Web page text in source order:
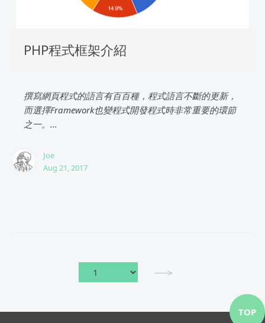
PHP程式框架介紹
撰寫網頁程式的語言有百百種，程式語言不斷的更新，
而選擇Framework也變程式開發程式時非常重要的環節
之一。...
Joe
Aug 21, 2017
TOP